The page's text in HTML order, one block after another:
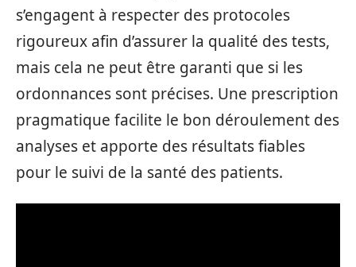
s’engagent à respecter des protocoles
rigoureux afin d’assurer la qualité des tests,
mais cela ne peut être garanti que si les
ordonnances sont précises. Une prescription
pragmatique facilite le bon déroulement des
analyses et apporte des résultats fiables
pour le suivi de la santé des patients.